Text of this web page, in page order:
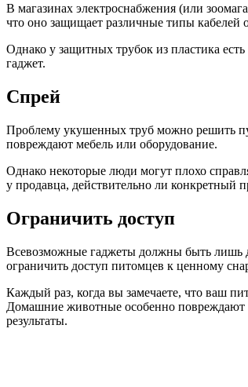
В магазинах электроснабжения (или
что оно защищает различные типы кабелей
Однако у защитных трубок из пластика
гаджет.
Спрей
Проблему укушенных труб можно решить
повреждают мебель или оборудование.
Однако некоторые люди могут плохо
у продавца, действительно ли конкретный
Ограничить доступ
Всевозможные гаджеты должны быть лишь
ограничить доступ питомцев к ценному
Каждый раз, когда вы замечаете, что ваш
Домашние животные особенно повреждают
результаты.